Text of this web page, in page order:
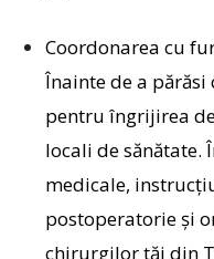
Coordonarea cu
Înainte de a
pentru îngrijirea
locali de sănătate.
medicale,
postoperatorie și
chirurgilor tăi din